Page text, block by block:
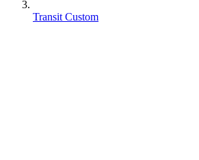
Transit Custom